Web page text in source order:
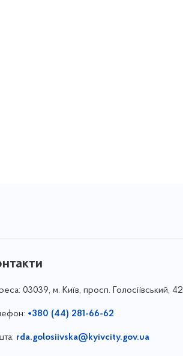
03039, м. Київ, просп. Голосіївський, 42
+380 (44) 281-66-62
rda.golosiivska@kyivcity.gov.ua